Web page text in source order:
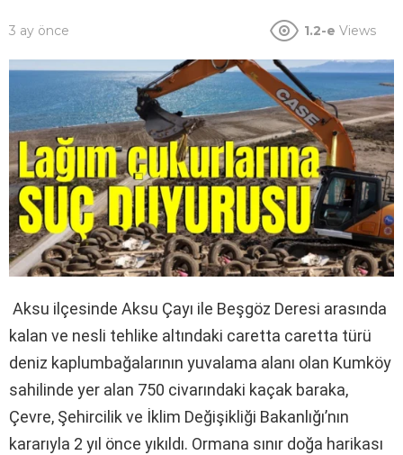
3 ay önce 1.2-e Views
Aksu ilçesinde Aksu Çayı ile Beşgöz Deresi arasında
kalan ve nesli tehlike altındaki caretta caretta türü
deniz kaplumbağalarının yuvalama alanı olan Kumköy
sahilinde yer alan 750 civarındaki kaçak baraka,
Çevre, Şehircilik ve İklim Değişikliği Bakanlığı’nın
kararıyla 2 yıl önce yıkıldı. Ormana sınır doğa harikası